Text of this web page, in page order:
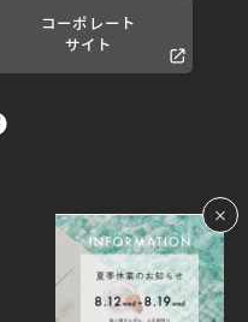
コーポレート
サイト